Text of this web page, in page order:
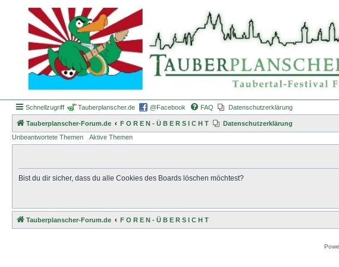
Schnellzugriff Tauberplanscher.de @Facebook FAQ Datenschutzerklärung
Tauberplanscher-Forum.de F O R E N - Ü B E R S I C H T
Datenschutzerklärung
Unbeantwortete Themen
Aktive Themen
Bist du dir sicher, dass du alle Cookies des Boards löschen möchtest?
Tauberplanscher-Forum.de F O R E N - Ü B E R S I C H T